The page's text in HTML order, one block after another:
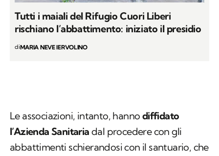
Tutti i maiali del Rifugio Cuori Liberi
rischiano l’abbattimento: iniziato il presidio
diMARIA NEVE IERVOLINO
Le associazioni, intanto, hanno diffidato
l’Azienda Sanitaria dal procedere con gli
abbattimenti schierandosi con il santuario, che